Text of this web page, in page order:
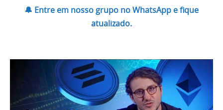
🔔 Entre em nosso grupo no WhatsApp e fique
atualizado.